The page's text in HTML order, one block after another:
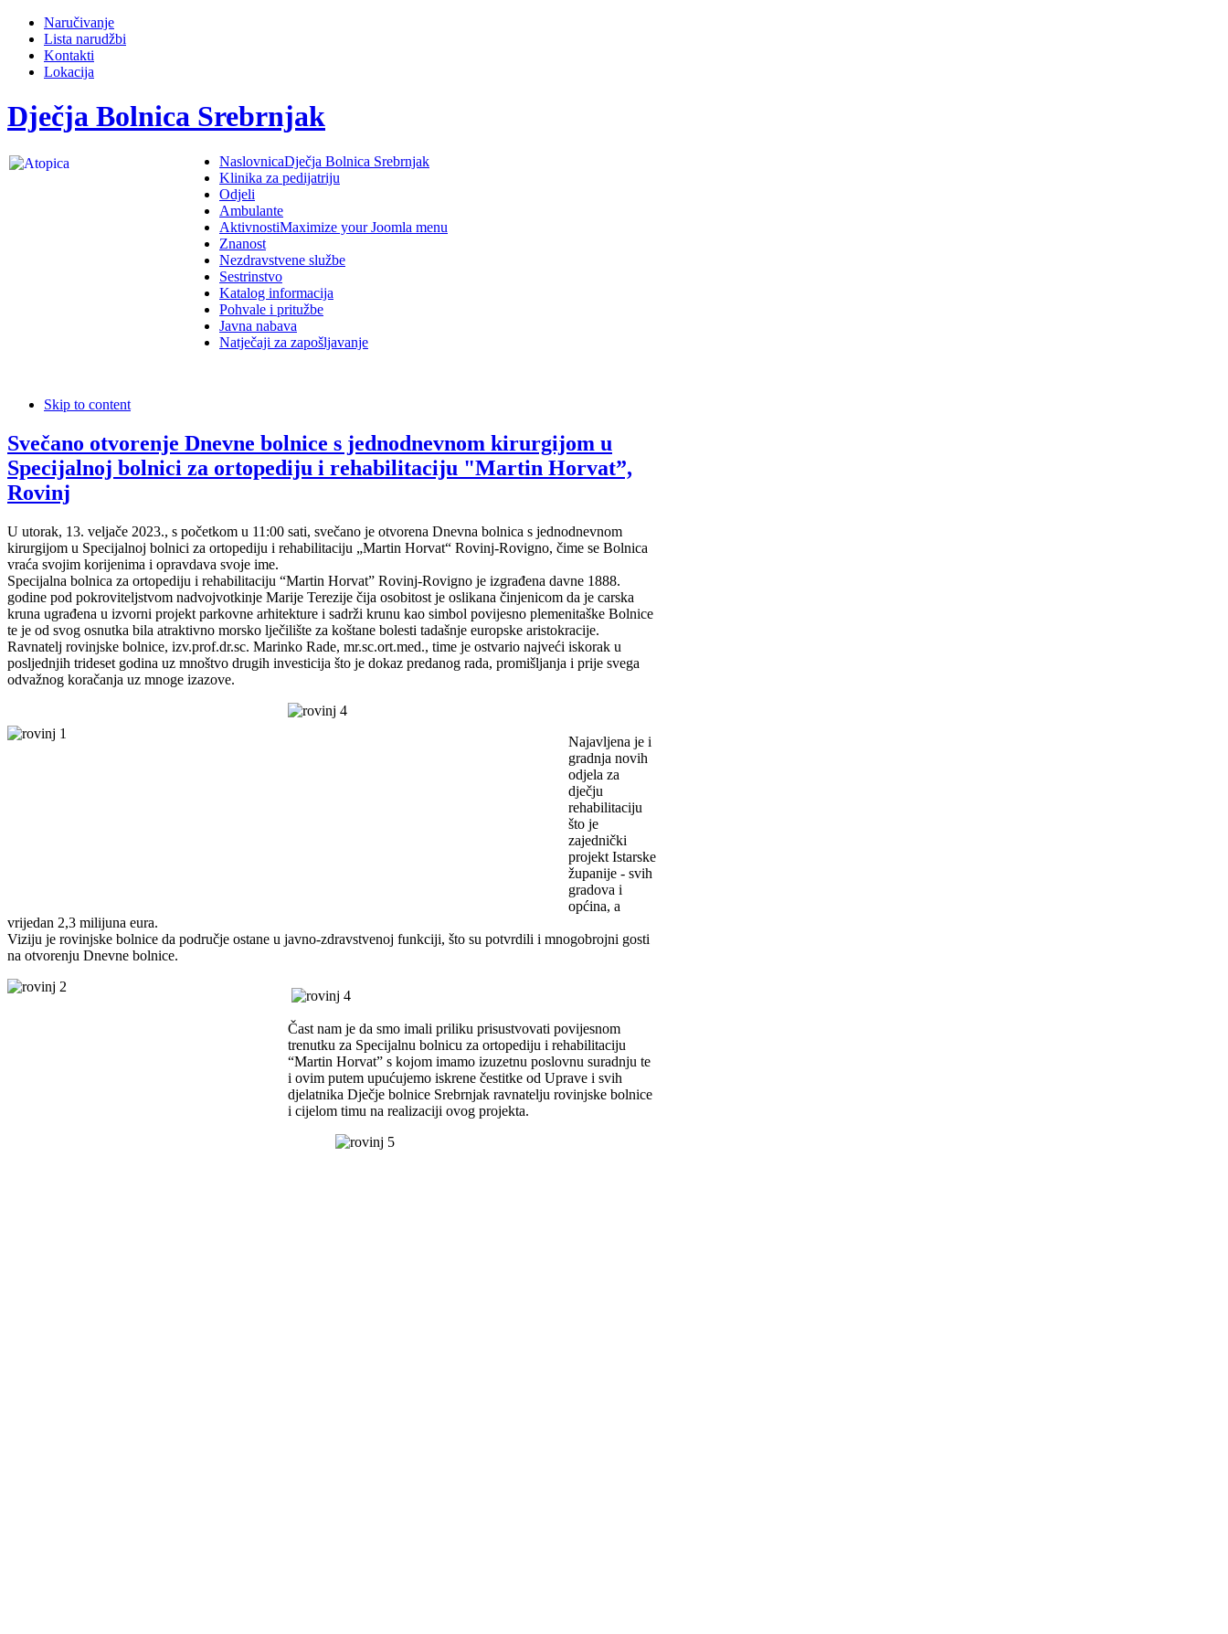
Naručivanje
Lista narudžbi
Kontakti
Lokacija
Dječja Bolnica Srebrnjak
NaslovnicaDječja Bolnica Srebrnjak
Klinika za pedijatriju
Odjeli
Ambulante
AktivnostiMaximize your Joomla menu
Znanost
Nezdravstvene službe
Sestrinstvo
Katalog informacija
Pohvale i pritužbe
Javna nabava
Natječaji za zapošljavanje
Skip to content
Svečano otvorenje Dnevne bolnice s jednodnevnom kirurgijom u
Specijalnoj bolnici za ortopediju i rehabilitaciju "Martin Horvat”,
Rovinj
U utorak, 13. veljače 2023., s početkom u 11:00 sati, svečano je otvorena Dnevna bolnica s jednodnevnom
kirurgijom u Specijalnoj bolnici za ortopediju i rehabilitaciju „Martin Horvat“ Rovinj-Rovigno, čime se Bolnica
vraća svojim korijenima i opravdava svoje ime.
Specijalna bolnica za ortopediju i rehabilitaciju “Martin Horvat” Rovinj-Rovigno je izgrađena davne 1888.
godine pod pokroviteljstvom nadvojvotkinje Marije Terezije čija osobitost je oslikana činjenicom da je carska
kruna ugrađena u izvorni projekt parkovne arhitekture i sadrži krunu kao simbol povijesno plemenitaške Bolnice
te je od svog osnutka bila atraktivno morsko lječilište za koštane bolesti tadašnje europske aristokracije.
Ravnatelj rovinjske bolnice, izv.prof.dr.sc. Marinko Rade, mr.sc.ort.med., time je ostvario najveći iskorak u
posljednjih trideset godina uz mnoštvo drugih investicija što je dokaz predanog rada, promišljanja i prije svega
odvažnog koračanja uz mnoge izazove.
Najavljena je i
gradnja novih
odjela za
dječju
rehabilitaciju
što je
zajednički
projekt Istarske
županije - svih
gradova i
općina, a
vrijedan 2,3 milijuna eura.
Viziju je rovinjske bolnice da područje ostane u javno-zdravstvenoj funkciji, što su potvrdili i mnogobrojni gosti
na otvorenju Dnevne bolnice.
Čast nam je da smo imali priliku prisustvovati povijesnom
trenutku za Specijalnu bolnicu za ortopediju i rehabilitaciju
“Martin Horvat” s kojom imamo izuzetnu poslovnu suradnju te
i ovim putem upućujemo iskrene čestitke od Uprave i svih
djelatnika Dječje bolnice Srebrnjak ravnatelju rovinjske bolnice
i cijelom timu na realizaciji ovog projekta.